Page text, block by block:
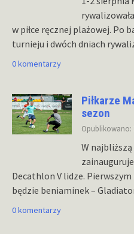
w piłce ręcznej plażowej. Po
turnieju i dwóch dniach
0 komentarzy
Piłkarze
sezon
Opublikowano:
W
Decathlon V lidze.
będzie beniaminek –
0 komentarzy